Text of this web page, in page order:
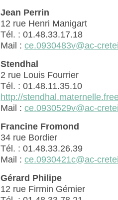
Jean Perrin
12 rue Henri Manigart
Tél. : 01.48.33.17.18
Mail :ce.0930483v@ac-
Stendhal
2 rue Louis Fourrier
Tél. : 01.48.11.35.10
http://
Mail :ce.0930529v@ac-
Francine Fromond
34 rue Bordier
Tél. : 01.48.33.26.39
Mail :ce.0930421c@ac-
Gérard Philipe
12 rue Firmin Gémier